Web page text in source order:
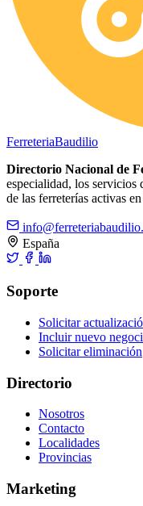
FerreteriaBaudilio
Directorio Nacional de
especialidad, los servicios
de las ferreterías activas
España
Soporte
Solicitar
Incluir nuevo
Solicitar eliminación
Directorio
Nosotros
Contacto
Localidades
Provincias
Marketing